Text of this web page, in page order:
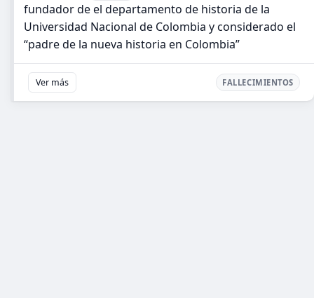
fundador de el departamento de historia de la
Universidad Nacional de Colombia y considerado el
“padre de la nueva historia en Colombia”
Ver más FALLECIMIENTOS